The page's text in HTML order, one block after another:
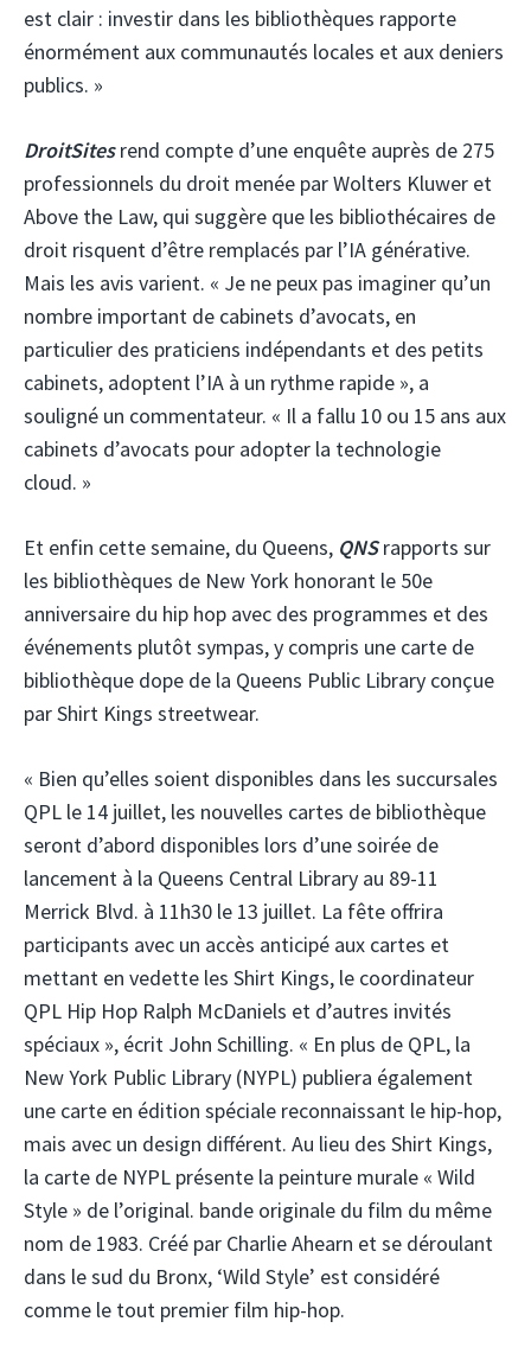
est clair : investir dans les bibliothèques rapporte
énormément aux communautés locales et aux deniers
publics. »
DroitSitesrend compte d’une enquête auprès de 275
professionnels du droit menée par Wolters Kluwer et
Above the Law, qui suggère que les bibliothécaires de
droit risquent d’être remplacés par l’IA générative.
Mais les avis varient. « Je ne peux pas imaginer qu’un
nombre important de cabinets d’avocats, en
particulier des praticiens indépendants et des petits
cabinets, adoptent l’IA à un rythme rapide », a
souligné un commentateur. « Il a fallu 10 ou 15 ans aux
cabinets d’avocats pour adopter la technologie
cloud. »
Et enfin cette semaine, du Queens, QNSrapports sur
les bibliothèques de New York honorant le 50e
anniversaire du hip hop avec des programmes et des
événements plutôt sympas, y compris une carte de
bibliothèque dope de la Queens Public Library conçue
par Shirt Kings streetwear.
« Bien qu’elles soient disponibles dans les succursales
QPL le 14 juillet, les nouvelles cartes de bibliothèque
seront d’abord disponibles lors d’une soirée de
lancement à la Queens Central Library au 89-11
Merrick Blvd. à 11h30 le 13 juillet. La fête offrira
participants avec un accès anticipé aux cartes et
mettant en vedette les Shirt Kings, le coordinateur
QPL Hip Hop Ralph McDaniels et d’autres invités
spéciaux », écrit John Schilling. « En plus de QPL, la
New York Public Library (NYPL) publiera également
une carte en édition spéciale reconnaissant le hip-hop,
mais avec un design différent. Au lieu des Shirt Kings,
la carte de NYPL présente la peinture murale « Wild
Style » de l’original. bande originale du film du même
nom de 1983. Créé par Charlie Ahearn et se déroulant
dans le sud du Bronx, ‘Wild Style’ est considéré
comme le tout premier film hip-hop.